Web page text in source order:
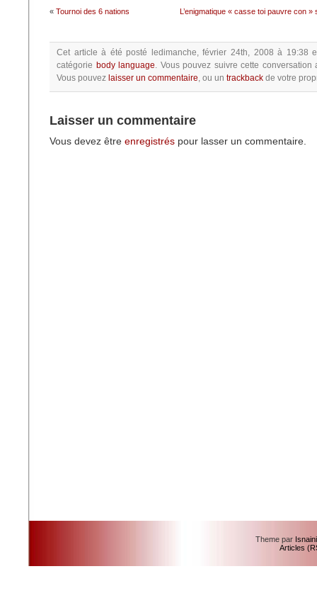
« Tournoi des 6 nations L’enigmatique « casse toi pauvre con »
Cet article à été posté ledimanche, février 24th, 2008 à 19:38
catégorie body language. Vous pouvez suivre cette conversation
Vous pouvez laisser un commentaire, ou un trackback de votre
Laisser un commentaire
Vous devez être enregistrés pour lasser un commentaire.
Theme par
Articles